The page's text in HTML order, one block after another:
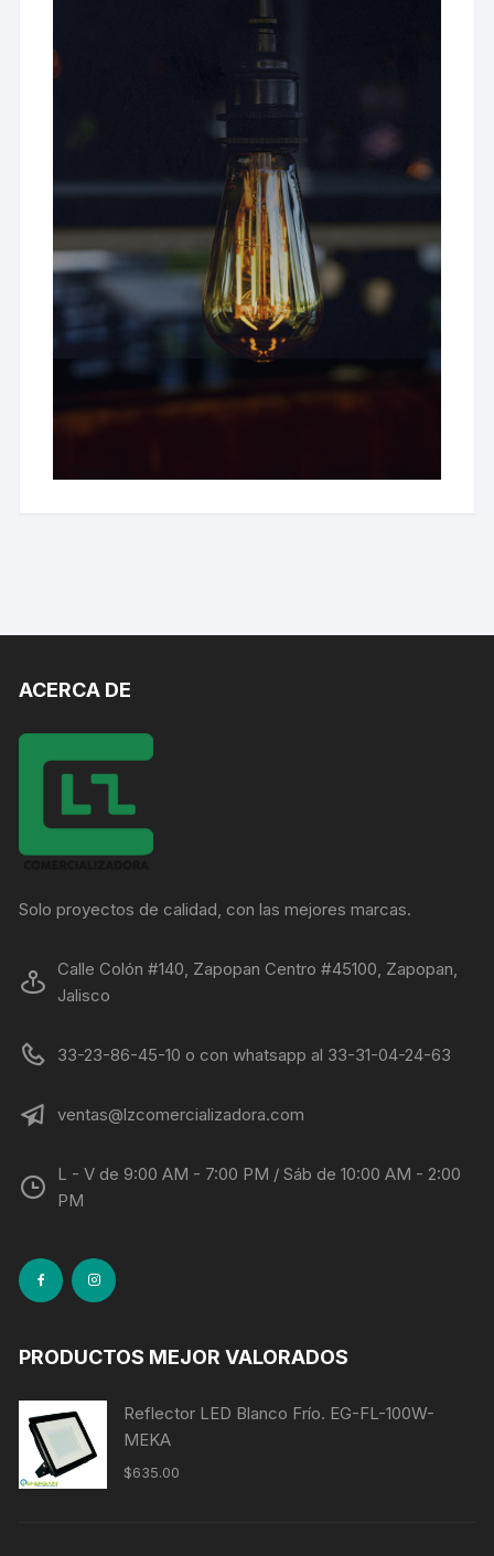
ACERCA DE
Solo proyectos de calidad, con las mejores marcas.
Calle Colón #140, Zapopan Centro #45100, Zapopan,
Jalisco
33-23-86-45-10 o con whatsapp al 33-31-04-24-63
ventas@lzcomercializadora.com
L - V de 9:00 AM - 7:00 PM / Sáb de 10:00 AM - 2:00
PM
PRODUCTOS MEJOR VALORADOS
Reflector LED Blanco Frío. EG-FL-100W-
MEKA
$635.00